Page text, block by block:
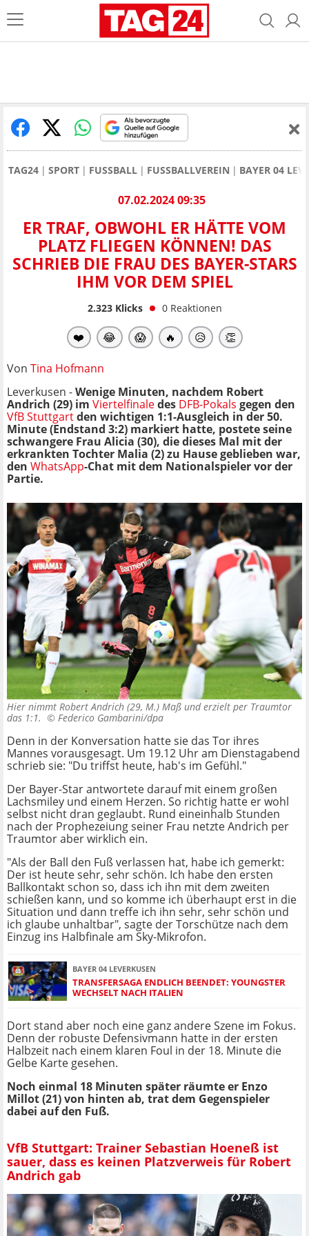
TAG24 SPORT FUSSBALL FUSSBALLVEREIN BAYER 04
07.02.2024 09:35
ER TRAF, OBWOHL ER HÄTTE VOM
PLATZ FLIEGEN KÖNNEN! DAS
SCHRIEB DIE FRAU DES BAYER-STARS
IHM VOR DEM SPIEL
2.323Klicks 0 Reaktionen
❤️ 😂 😱 🔥 😥 👏
Von Tina Hofmann
Leverkusen -Wenige Minuten, nachdem Robert
Andrich (29) im Viertelfinaledes DFB-Pokals gegen den
VfB Stuttgartden wichtigen 1:1-Ausgleich in der 50.
Minute (Endstand 3:2) markiert hatte, postete seine
schwangere Frau Alicia (30), die dieses Mal mit der
erkrankten Tochter Malia (2) zu Hause geblieben war,
den WhatsApp-Chat mit dem Nationalspieler vor der
Partie.
Hier nimmt Robert Andrich (29, M.) Maß und erzielt per Traumtor
das 1:1. © Federico Gambarini/dpa
Denn in der Konversation hatte sie das Tor ihres
Mannes vorausgesagt. Um 19.12 Uhr am Dienstagabend
schrieb sie: "Du triffst heute, hab's im Gefühl."
Der Bayer-Star antwortete darauf mit einem großen
Lachsmiley und einem Herzen. So richtig hatte er wohl
selbst nicht dran geglaubt. Rund eineinhalb Stunden
nach der Prophezeiung seiner Frau netzte Andrich per
Traumtor aber wirklich ein.
"Als der Ball den Fuß verlassen hat, habe ich gemerkt:
Der ist heute sehr, sehr schön. Ich habe den ersten
Ballkontakt schon so, dass ich ihn mit dem zweiten
schießen kann, und so komme ich überhaupt erst in die
Situation und dann treffe ich ihn sehr, sehr schön und
ich glaube unhaltbar", sagte der Torschütze nach dem
Einzug ins Halbfinale am Sky-Mikrofon.
BAYER 04 LEVERKUSEN
TRANSFERSAGA ENDLICH BEENDET: YOUNGSTER
WECHSELT NACH ITALIEN
Dort stand aber noch eine ganz andere Szene im Fokus.
Denn der robuste Defensivmann hatte in der ersten
Halbzeit nach einem klaren Foul in der 18. Minute die
Gelbe Karte gesehen.
Noch einmal 18 Minuten später räumte er Enzo
Millot (21) von hinten ab, trat dem Gegenspieler
dabei auf den Fuß.
VfB Stuttgart: Trainer Sebastian Hoeneß ist
sauer, dass es keinen Platzverweis für Robert
Andrich gab